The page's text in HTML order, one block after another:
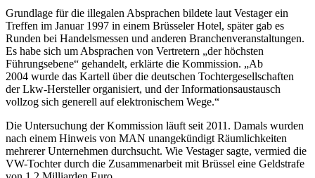
Grundlage für die illegalen Absprachen bildete laut Vestager ein
Treffen im Januar 1997 in einem Brüsseler Hotel, später gab es
Runden bei Handelsmessen und anderen Branchenveranstaltungen.
Es habe sich um Absprachen von Vertretern „der höchsten
Führungsebene“ gehandelt, erklärte die Kommission. „Ab
2004 wurde das Kartell über die deutschen Tochtergesellschaften
der Lkw-Hersteller organisiert, und der Informationsaustausch
vollzog sich generell auf elektronischem Wege.“
Die Untersuchung der Kommission läuft seit 2011. Damals wurden
nach einem Hinweis von MAN unangekündigt Räumlichkeiten
mehrerer Unternehmen durchsucht. Wie Vestager sagte, vermied die
VW-Tochter durch die Zusammenarbeit mit Brüssel eine Geldstrafe